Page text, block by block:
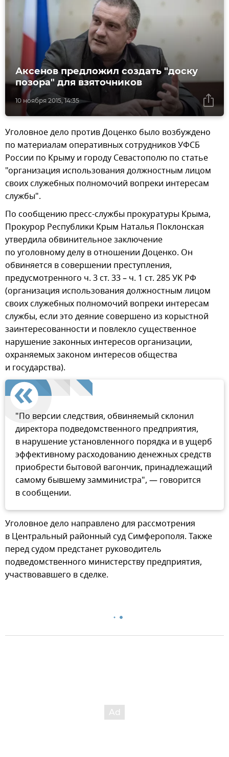
10 ноября 2015, 14:35
Аксенов предложил создать "доску
позора" для взяточников
Уголовное дело против Доценко было возбуждено
по материалам оперативных сотрудников УФСБ
России по Крыму и городу Севастополю по статье
"организация использования должностным лицом
своих служебных полномочий вопреки интересам
службы".
По сообщению пресс-службы прокуратуры Крыма,
Прокурор Республики Крым Наталья Поклонская
утвердила обвинительное заключение
по уголовному делу в отношении Доценко. Он
обвиняется в совершении преступления,
предусмотренного ч. 3 ст. 33 – ч. 1 ст. 285 УК РФ
(организация использования должностным лицом
своих служебных полномочий вопреки интересам
службы, если это деяние совершено из корыстной
заинтересованности и повлекло существенное
нарушение законных интересов организации,
охраняемых законом интересов общества
и государства).
"По версии следствия, обвиняемый склонил
директора подведомственного предприятия,
в нарушение установленного порядка и в ущерб
эффективному расходованию денежных средств
приобрести бытовой вагончик, принадлежащий
самому бывшему замминистра", — говорится
в сообщении.
Уголовное дело направлено для рассмотрения
в Центральный районный суд Симферополя. Также
перед судом предстанет руководитель
подведомственного министерству предприятия,
участвовавшего в сделке.